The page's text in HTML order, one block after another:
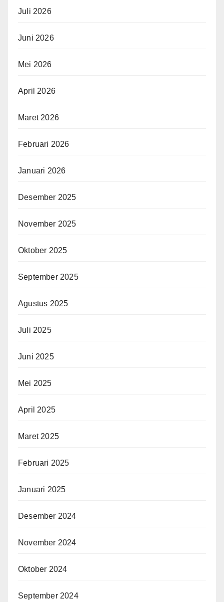
Juli 2026
Juni 2026
Mei 2026
April 2026
Maret 2026
Februari 2026
Januari 2026
Desember 2025
November 2025
Oktober 2025
September 2025
Agustus 2025
Juli 2025
Juni 2025
Mei 2025
April 2025
Maret 2025
Februari 2025
Januari 2025
Desember 2024
November 2024
Oktober 2024
September 2024